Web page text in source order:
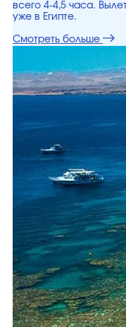
всего 4-4,5 часа.
уже в Египте.
Смотреть больше